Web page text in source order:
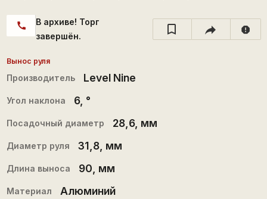
call
В архиве! Торг
завершён.
report
Вынос руля
Производитель Level Nine
Угол наклона 6, °
Посадочный диаметр 28,6, мм
Диаметр руля 31,8, мм
Длина выноса 90 , мм
Материал Алюминий